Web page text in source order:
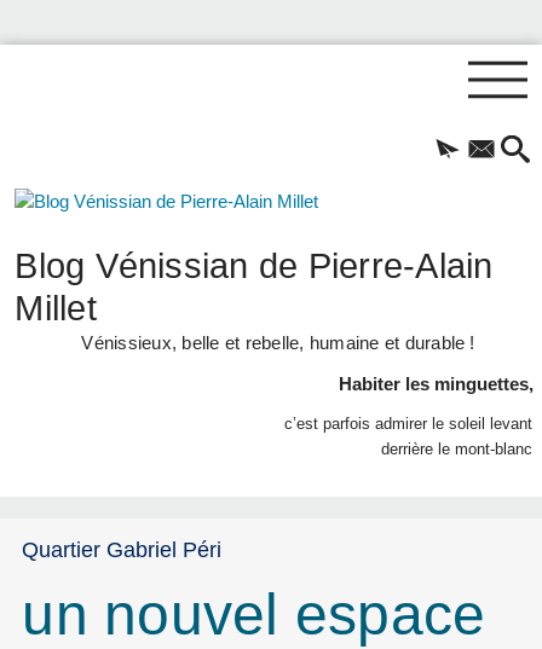
Blog Vénissian de Pierre-Alain
Millet
Vénissieux, belle et rebelle, humaine et durable !
Habiter les minguettes,
c’est parfois admirer le soleil levant
derrière le mont-blanc
Quartier Gabriel Péri
un nouvel espace